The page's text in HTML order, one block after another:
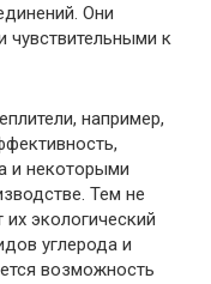
Они
чувствительными к
например,
и некоторыми
Тем не
их экологический
углерода и
возможность